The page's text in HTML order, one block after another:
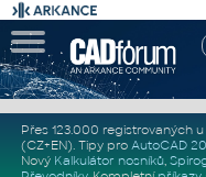
Přes 123.000 registrovaných
(CZ+EN). Tipy pro AutoCAD
Nový Kalkulátor nosníků,